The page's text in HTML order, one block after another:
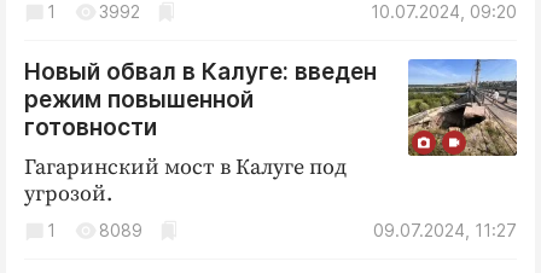
Экономика и бизнес
ПРОЕКТЫ
Блоги
Издания
Медиаперсона
10.07.2024, 09:20
1 3992
Новый обвал в Калуге: введен
режим повышенной
готовности
Гагаринский мост в Калуге под
угрозой.
09.07.2024, 11:27
1 8089